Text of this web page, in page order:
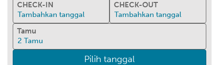
CHECK-IN
Tambahkan tanggal
CHECK-OUT
Tambahkan tanggal
Tamu
2 Tamu
Pilih tanggal